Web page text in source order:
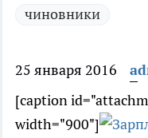
чиновники
25 января 2016
[caption
width="900"]